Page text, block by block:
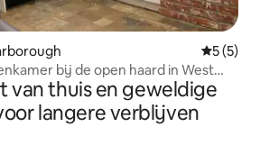
5 (5)
bij de open haard in West
van thuis en geweldige
langere verblijven